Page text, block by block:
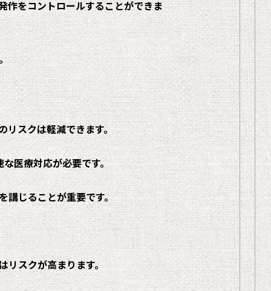
作をコントロールすることができま
リスクは軽減できます。
医療対応が必要です。
講じることが重要です。
スクが高まります。